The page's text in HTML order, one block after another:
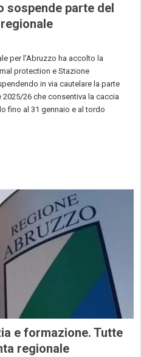
sospende parte del
per l’Abruzzo ha accolto la
protection e Stazione
in via cautelare la parte
26 che consentiva la caccia
fino al 31 gennaio e al tordo
e formazione. Tutte
regionale